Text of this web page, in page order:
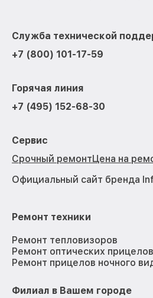
Служба технической
+7 (800) 101-17-59
Горячая линия
+7 (495) 152-68-30
Сервис
Срочный ремонтЦена на
Официальный сайт бренда
Ремонт техники
Ремонт тепловизоров
Ремонт оптических прицелов
Ремонт прицелов ночного
Филиал в Вашем городе